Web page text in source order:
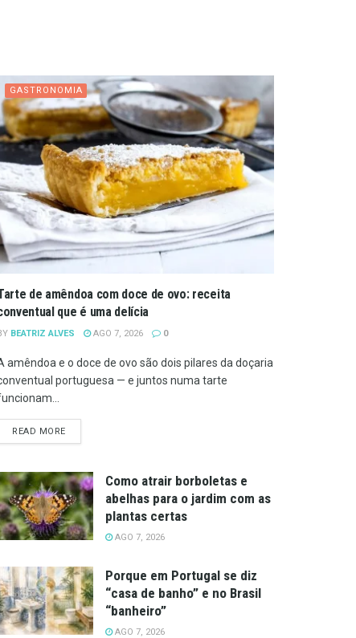
GASTRONOMIA
de amêndoa com doce de ovo: receita
que é uma delícia
BEATRIZ ALVES AGO 7, 2026 0
amêndoa e o doce de ovo são dois pilares da doçaria
portuguesa — e juntos numa tarte
READ MOREDETAILS
Como atrair borboletas e
abelhas para o jardim com as
plantas certas
AGO 7, 2026
Porque em Portugal se diz
“casa de banho” e no Brasil
“banheiro”
AGO 7, 2026